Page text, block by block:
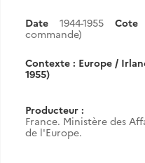
Date 1944-1955 Cote
commande)
Contexte : Europe /
1955)
Producteur :
France. Ministère des
de l'Europe.